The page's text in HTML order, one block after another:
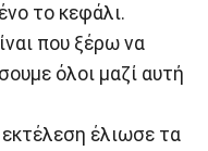
το κεφάλι.
που ξέρω να
όλοι μαζί αυτή
έλιωσε τα